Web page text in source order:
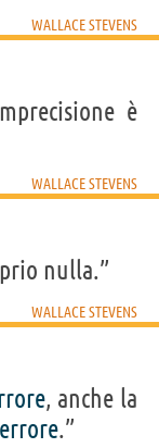
WALLACE STEVENS
è
WALLACE STEVENS
nulla.”
WALLACE STEVENS
, anche la
.”